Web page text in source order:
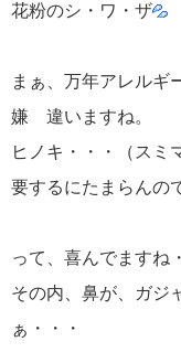
花粉のシ・ワ・ザ
まぁ、万年アレルギ
嫌 違いますね。
ヒノキ・・・（スミ
要するにたまらんの
って、喜んでますね
その内、鼻が、ガジ
ぁ・・・